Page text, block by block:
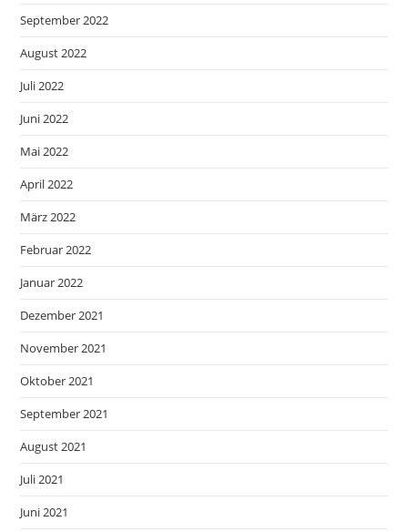
September 2022
August 2022
Juli 2022
Juni 2022
Mai 2022
April 2022
März 2022
Februar 2022
Januar 2022
Dezember 2021
November 2021
Oktober 2021
September 2021
August 2021
Juli 2021
Juni 2021